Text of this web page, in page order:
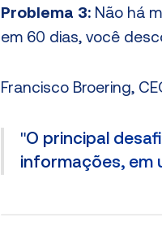
Problema 3: Não há
em 60 dias, você
Francisco Broering,
"O principal
informações, em